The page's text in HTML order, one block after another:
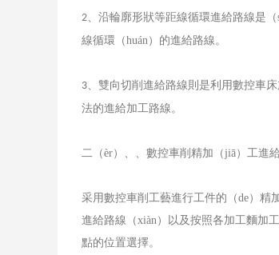
2、沿輪廓形狀等距線循環進給路線是
線循環（huán）的進給路線。
3、雙向切削進給路線則是利用數控車
法的進給加工路線。
二（èr）、、數控車削精加（jiā）工進
采用數控車削工藝進行工件的（de）精
進給路線（xiàn）以及按照各加工麵加
點的位置選擇。